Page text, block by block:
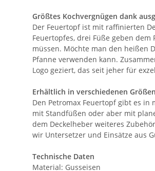
Größtes Kochvergnügen dank
Der Feuertopf ist mit raffinierten
Feuertopfes, drei Füße geben
müssen. Möchte man den heißen
Pfanne verwenden kann.
Logo geziert, das seit jeher für
Erhältlich in verschiedenen
Den Petromax Feuertopf gibt es in
mit Standfüßen oder aber mit
dem Deckelheber weiteres
wir Untersetzer und Einsätze aus
Technische Daten
Material: Gusseisen